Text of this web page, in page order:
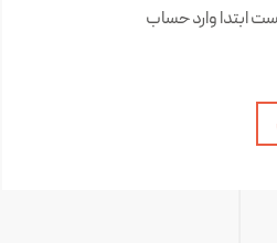
ابتدا وارد حساب